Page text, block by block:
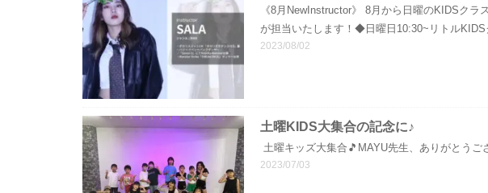
《8月NewInstructor》 8月から日曜のKIDSクラ
が担当いたします！◆日曜日10:30~リトルKIDS
2023/08/02
土曜KIDS大集合の記念に♪
土曜キッズ大集合🎵MAYU先生、ありがとうご
2023/07/03